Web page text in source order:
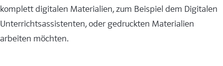
komplett digitalen Materialien, zum Beispiel dem Digitalen
Unterrichtsassistenten, oder gedruckten Materialien
arbeiten möchten.